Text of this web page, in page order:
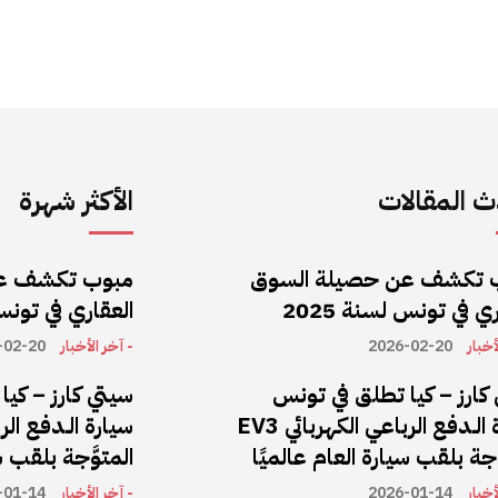
الأكثر شهرة
مبوب تكشف
العقاري في تونس
- آخر الأخبار 20
سيتي كارز –
المتوَّجة بلقب
- آخر الأخبار 14
المقالات
تكشف عن حصيلة السوق
في تونس لسنة 2025
2026-02-20
– كيا تطلق في تونس
سيارة الـدفع الرباعي الكهربائي EV3
بلقب سيارة العام عالميًا
2026-01-14